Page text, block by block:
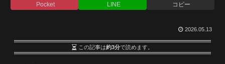
Pocket LINE コピー
2026.05.13
この記事は約3分で読めます。